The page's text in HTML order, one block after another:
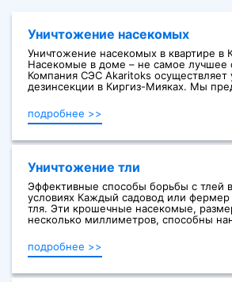
Уничтожение насекомых
Уничтожение насекомых в квартире в
Насекомые в доме – не самое лучшее
Компания СЭС Akaritoks осуществляет
дезинсекции в Киргиз-Мияках. Мы
подробнее >>
Уничтожение тли
Эффективные способы борьбы с тлей
условиях Каждый садовод или фермер
тля. Эти крошечные насекомые,
несколько миллиметров, способны
подробнее >>